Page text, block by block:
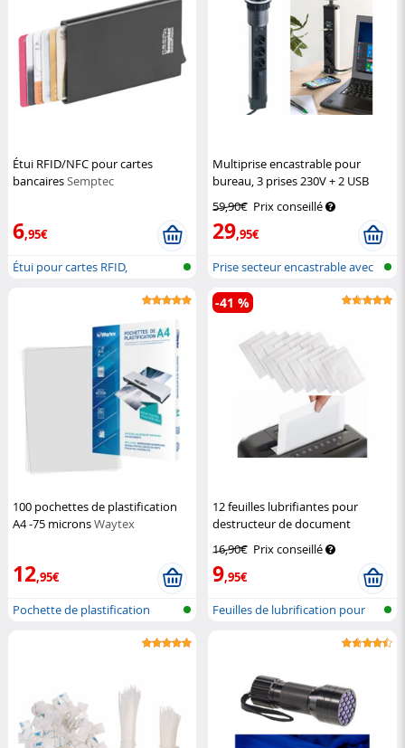
Étui RFID/NFC pour cartes
bancairesSemptec
6,95€
Étui pour cartes RFID,
Multiprise encastrable pour
bureau, 3 prises 230V + 2 USB
59,90€ Prix conseillé
29,95€
Prise secteur encastrable avec
pris...
100 pochettes de plastification
A4 -75 micronsWaytex
12,95€
Pochette de plastification
12 feuilles lubrifiantes pour
destructeur de document
16,90€ Prix conseillé
9,95€
-41 %
Feuilles de lubrification pour